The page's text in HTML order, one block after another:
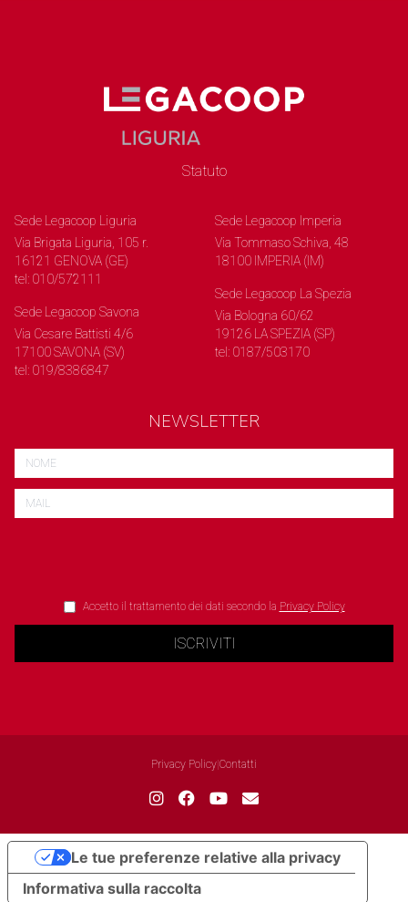
Statuto
Sede Legacoop Liguria
Via Brigata Liguria, 105 r.
16121 GENOVA (GE)
tel: 010/572111
Sede Legacoop Savona
Via Cesare Battisti 4/6
17100 SAVONA (SV)
tel: 019/8386847
Sede Legacoop Imperia
Via Tommaso Schiva, 48
18100 IMPERIA (IM)
Sede Legacoop La Spezia
Via Bologna 60/62
19126 LA SPEZIA (SP)
tel: 0187/503170
NEWSLETTER
Accetto il trattamento dei dati secondo la Privacy Policy
ISCRIVITI
Privacy Policy Contatti
Informativa sulla raccolta
Le tue preferenze relative alla privacy